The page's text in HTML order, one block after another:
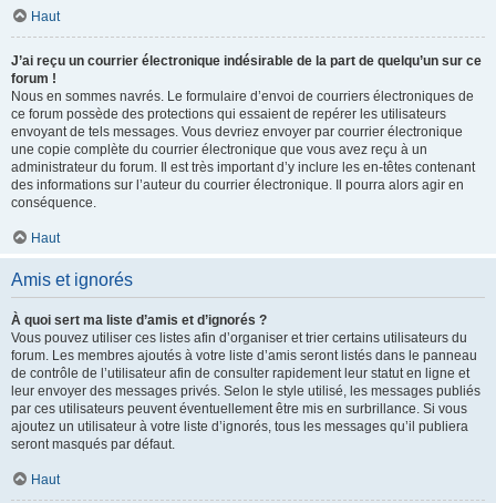
Haut
J’ai reçu un courrier électronique indésirable de la part de quelqu’un sur ce
forum !
Nous en sommes navrés. Le formulaire d’envoi de courriers électroniques de
ce forum possède des protections qui essaient de repérer les utilisateurs
envoyant de tels messages. Vous devriez envoyer par courrier électronique
une copie complète du courrier électronique que vous avez reçu à un
administrateur du forum. Il est très important d’y inclure les en-têtes contenant
des informations sur l’auteur du courrier électronique. Il pourra alors agir en
conséquence.
Haut
Amis et ignorés
À quoi sert ma liste d’amis et d’ignorés ?
Vous pouvez utiliser ces listes afin d’organiser et trier certains utilisateurs du
forum. Les membres ajoutés à votre liste d’amis seront listés dans le panneau
de contrôle de l’utilisateur afin de consulter rapidement leur statut en ligne et
leur envoyer des messages privés. Selon le style utilisé, les messages publiés
par ces utilisateurs peuvent éventuellement être mis en surbrillance. Si vous
ajoutez un utilisateur à votre liste d’ignorés, tous les messages qu’il publiera
seront masqués par défaut.
Haut